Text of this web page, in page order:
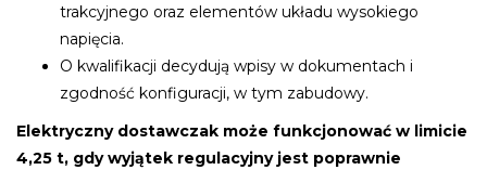
trakcyjnego oraz elementów układu wysokiego
napięcia.
O kwalifikacji decydują wpisy w dokumentach i
zgodność konfiguracji, w tym zabudowy.
Elektryczny dostawczak może funkcjonować w limicie
4,25 t, gdy wyjątek regulacyjny jest poprawnie